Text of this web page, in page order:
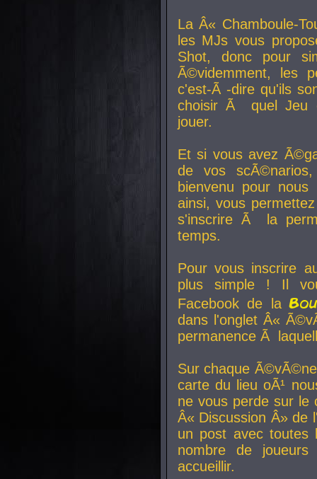
La Â« Chamboule-
les MJs vous
Shot, donc pour
Ã©videmment, les
c'est-Ã -dire qu'ils
choisir Ã quel Jeu
jouer.
Et si vous avez
de vos
bienvenu pour
ainsi, vous
s'inscrire Ã la
temps.
Pour vous inscrire
plus simple ! Il
Facebook de la
dans l'onglet Â«
permanence Ã
Sur chaque
carte du lieu oÃ¹
ne vous perde sur le
Â« Discussion Â» de
un post avec toutes
nombre de
accueillir.